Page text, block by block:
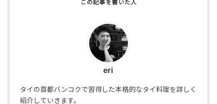
eri
タイの首都バンコクで習得した本格的なタイ料理を詳しく
紹介していきます。